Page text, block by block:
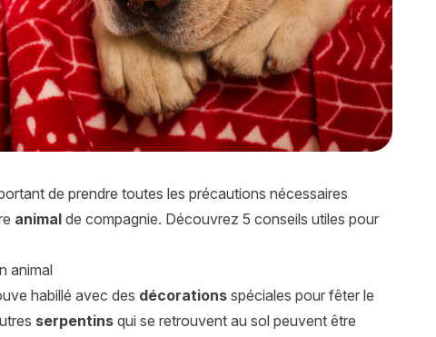
de prendre toutes les précautions nécessaires
animal de compagnie. Découvrez 5 conseils utiles pour
animal
habillé avec des décorations spéciales pour fêter le
serpentins qui se retrouvent au sol peuvent être